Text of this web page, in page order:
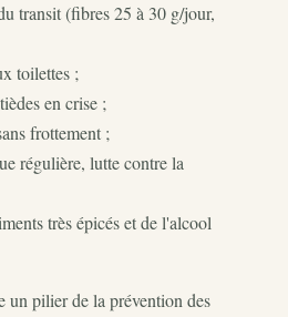
transit (fibres 25 à 30 g/jour,
toilettes ;
en crise ;
frottement ;
régulière, lutte contre la
très épicés et de l'alcool
un pilier de la prévention des